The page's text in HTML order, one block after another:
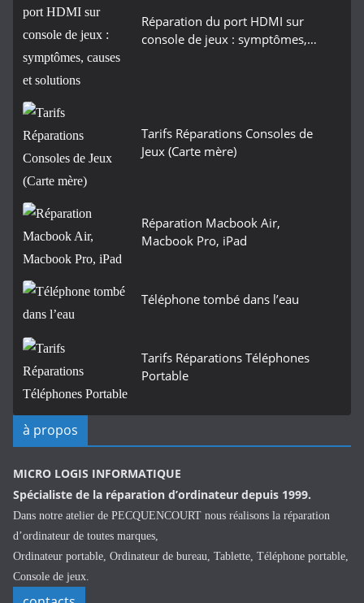
Réparation du port HDMI sur
console de jeux : symptômes,…
Tarifs Réparations Consoles de
Jeux (Carte mère)
Réparation Macbook Air,
Macbook Pro, iPad
Téléphone tombé dans l’eau
Tarifs Réparations Téléphones
Portable
à propos
MICRO LOGIS INFORMATIQUE
Spécialiste de la réparation d’ordinateur depuis 1999.
Dans notre atelier de PECQUENCOURT nous réalisons la réparation
d’ordinateur de toutes marques,
Ordinateur portable, Ordinateur de bureau, Tablette, Téléphone portable,
Console de jeux.